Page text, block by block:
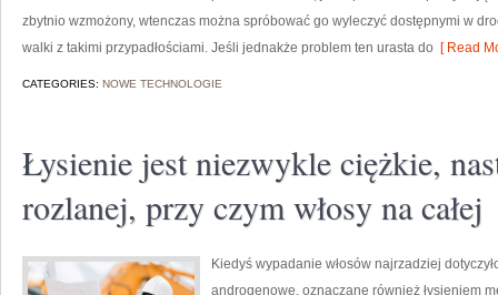
zbytnio wzmożony, wtenczas można spróbować go wyleczyć dostępnymi w
walki z takimi przypadłościami. Jeśli jednakże problem ten urasta do [ Read
CATEGORIES: NOWE TECHNOLOGIE
Łysienie jest niezwykle ciężkie,
rozlanej, przy czym włosy na całej
Kiedyś wypadanie włosów najrzadziej
androgenowe, oznaczane również łysieniem